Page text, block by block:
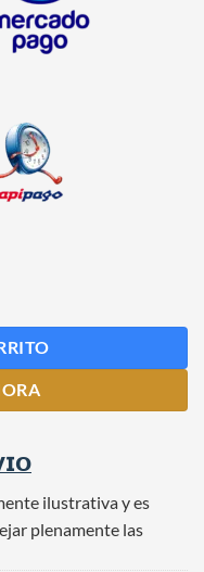
ilustrativa y es
plenamente las